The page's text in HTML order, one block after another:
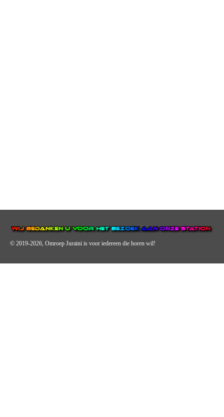
© 2019-2026, Omroep Juraini is voor iedereen die horen wil!